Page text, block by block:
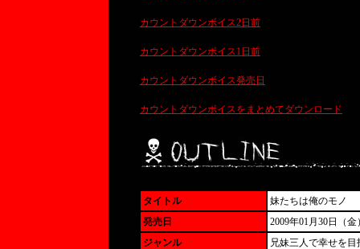
カウントダウンボイス2日前
カウントダウンボイス1日前
カウントダウンボイス発売日
カウントダウンボイスをまとめてダウンロード
タイトル
妹たちは俺のモノ
発売日
2009年01月30日（金
ジャンル
兄妹三人で幸せを目